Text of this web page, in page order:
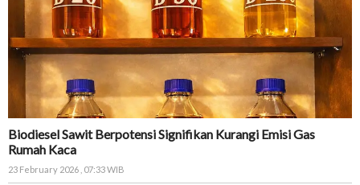
Biodiesel Sawit Berpotensi Signifikan Kurangi Emisi Gas
Rumah Kaca
23 February 2026 , 07:33 WIB